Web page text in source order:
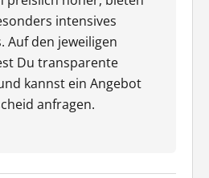
intensives
Auf den jeweiligen
Du transparente
kannst ein Angebot
anfragen.